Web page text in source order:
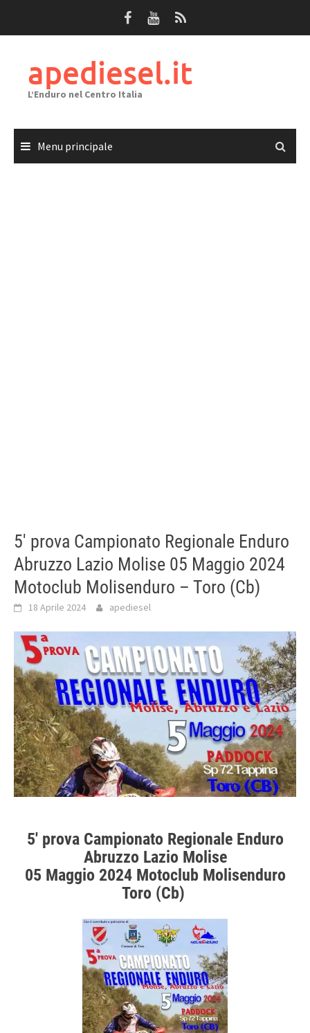
apediesel.it
L’Enduro nel Centro Italia
Menu principale
5′ prova Campionato Regionale Enduro
Abruzzo Lazio Molise 05 Maggio 2024
Motoclub Molisenduro – Toro (Cb)
18 Aprile 2024 apediesel
5′ prova Campionato Regionale Enduro
Abruzzo Lazio Molise
05 Maggio 2024 Motoclub Molisenduro
Toro (Cb)